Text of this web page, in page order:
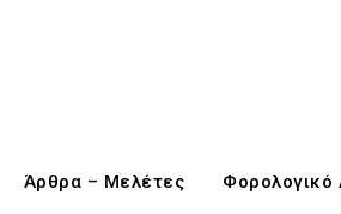
Άρθρα – Μελέτες Φορολογικό